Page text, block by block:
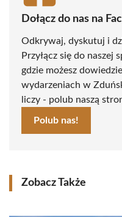
Dołącz do nas na
Odkrywaj, dyskutuj i
Przyłącz się do naszej
gdzie możesz
wydarzeniach w
liczy - polub naszą
Polub nas!
Zobacz Także